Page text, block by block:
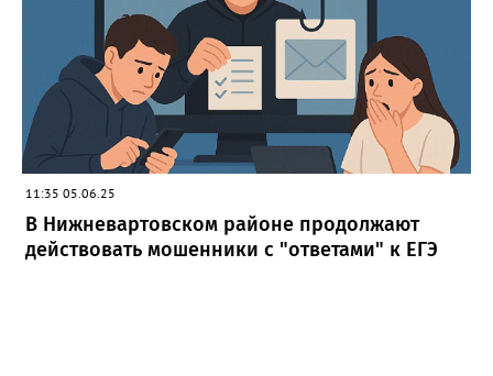
11:35 05.06.25
В Нижневартовском районе продолжают
действовать мошенники с "ответами" к ЕГЭ